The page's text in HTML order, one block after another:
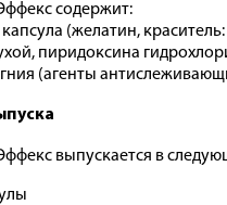
содержит:
капсула (желатин,
пиридоксина
(агенты
выпускается в